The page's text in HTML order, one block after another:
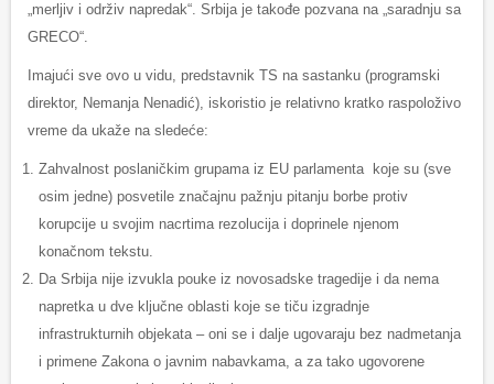
„merljiv i održiv napredak“. Srbija je takođe pozvana na „saradnju sa
GRECO“.
Imajući sve ovo u vidu, predstavnik TS na sastanku (programski
direktor, Nemanja Nenadić), iskoristio je relativno kratko raspoloživo
vreme da ukaže na sledeće:
Zahvalnost poslaničkim grupama iz EU parlamenta koje su (sve
osim jedne) posvetile značajnu pažnju pitanju borbe protiv
korupcije u svojim nacrtima rezolucija i doprinele njenom
konačnom tekstu.
Da Srbija nije izvukla pouke iz novosadske tragedije i da nema
napretka u dve ključne oblasti koje se tiču izgradnje
infrastrukturnih objekata – oni se i dalje ugovaraju bez nadmetanja
i primene Zakona o javnim nabavkama, a za tako ugovorene